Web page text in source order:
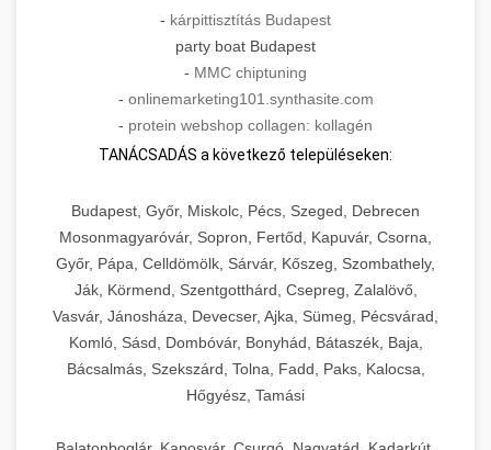
- kárpittisztítás Budapest
party boat Budapest
- MMC chiptuning
- onlinemarketing101.synthasite.com
- protein webshop collagen: kollagén
TANÁCSADÁS a következő településeken:
Budapest, Győr, Miskolc, Pécs, Szeged, Debrecen
Mosonmagyaróvár, Sopron, Fertőd, Kapuvár, Csorna,
Győr, Pápa, Celldömölk, Sárvár, Kőszeg, Szombathely,
Ják, Körmend, Szentgotthárd, Csepreg, Zalalövő,
Vasvár, Jánosháza, Devecser, Ajka, Sümeg, Pécsvárad,
Komló, Sásd, Dombóvár, Bonyhád, Bátaszék, Baja,
Bácsalmás, Szekszárd, Tolna, Fadd, Paks, Kalocsa,
Hőgyész, Tamási